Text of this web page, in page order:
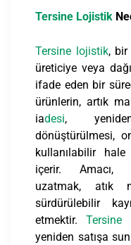
Tersine Lojistik
Tersine lojistik, bir
üreticiye veya
ifade eden bir
ürünlerin, artık
iadesi,
dönüştürülmesi,
kullanılabilir
içerir. Amacı,
uzatmak, atık
sürdürülebilir
etmektir.Tersine
yeniden satışa